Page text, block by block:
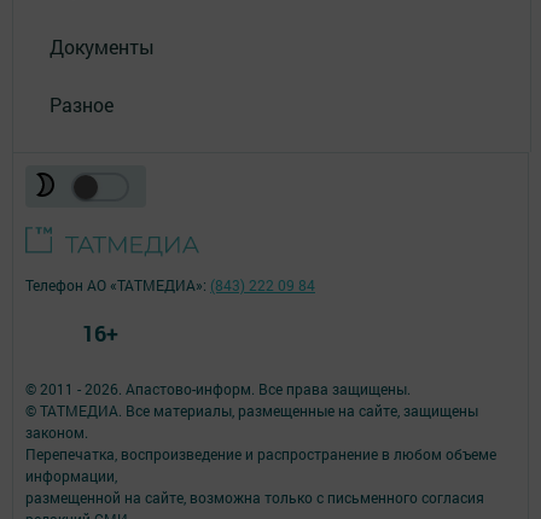
Документы
Разное
© 2011 - 2026. Апастово-информ. Все права защищены.
© ТАТМЕДИА. Все материалы, размещенные на сайте, защищены
законом.
Перепечатка, воспроизведение и распространение в любом объеме
информации,
размещенной на сайте, возможна только с письменного согласия
Телефон АО «ТАТМЕДИА»: (843) 222 09 84
16+